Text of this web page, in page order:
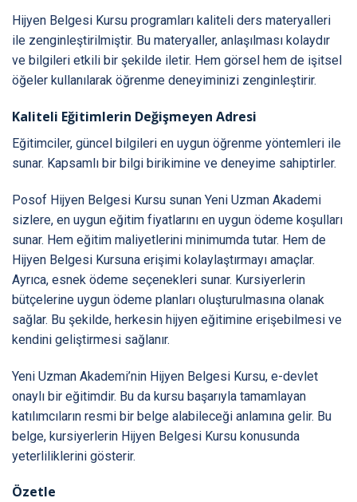
Hijyen Belgesi Kursu programları kaliteli ders materyalleri
ile zenginleştirilmiştir. Bu materyaller, anlaşılması kolaydır
ve bilgileri etkili bir şekilde iletir. Hem görsel hem de işitsel
öğeler kullanılarak öğrenme deneyiminizi zenginleştirir.
Kaliteli Eğitimlerin Değişmeyen Adresi
Eğitimciler, güncel bilgileri en uygun öğrenme yöntemleri ile
sunar. Kapsamlı bir bilgi birikimine ve deneyime sahiptirler.
Posof Hijyen Belgesi Kursu sunan Yeni Uzman Akademi
sizlere, en uygun eğitim fiyatlarını en uygun ödeme koşulları
sunar. Hem eğitim maliyetlerini minimumda tutar. Hem de
Hijyen Belgesi Kursuna erişimi kolaylaştırmayı amaçlar.
Ayrıca, esnek ödeme seçenekleri sunar. Kursiyerlerin
bütçelerine uygun ödeme planları oluşturulmasına olanak
sağlar. Bu şekilde, herkesin hijyen eğitimine erişebilmesi ve
kendini geliştirmesi sağlanır.
Yeni Uzman Akademi’nin Hijyen Belgesi Kursu, e-devlet
onaylı bir eğitimdir. Bu da kursu başarıyla tamamlayan
katılımcıların resmi bir belge alabileceği anlamına gelir. Bu
belge, kursiyerlerin Hijyen Belgesi Kursu konusunda
yeterliliklerini gösterir.
Özetle